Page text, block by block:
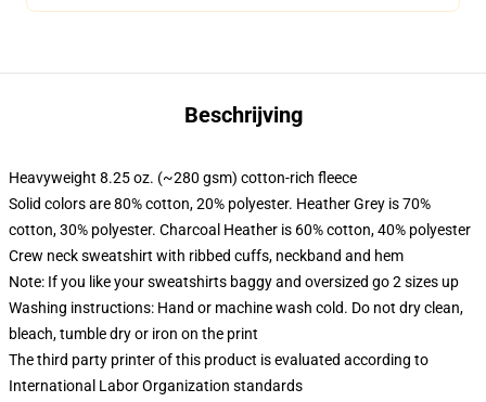
Beschrijving
Heavyweight 8.25 oz. (~280 gsm) cotton-rich fleece
Solid colors are 80% cotton, 20% polyester. Heather Grey is 70%
cotton, 30% polyester. Charcoal Heather is 60% cotton, 40% polyester
Crew neck sweatshirt with ribbed cuffs, neckband and hem
Note: If you like your sweatshirts baggy and oversized go 2 sizes up
Washing instructions: Hand or machine wash cold. Do not dry clean,
bleach, tumble dry or iron on the print
The third party printer of this product is evaluated according to
International Labor Organization standards